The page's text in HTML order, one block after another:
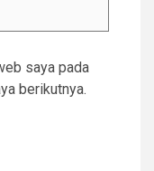
saya pada
berikutnya.